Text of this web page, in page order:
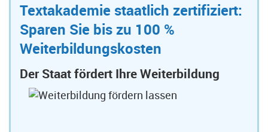
Textakademie staatlich zertifiziert:
Sparen Sie bis zu 100 %
Weiterbildungskosten
Der Staat fördert Ihre Weiterbildung